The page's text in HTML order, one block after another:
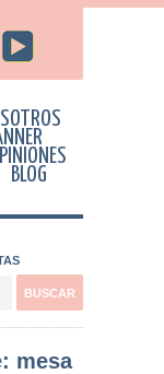
BLOG
mesa